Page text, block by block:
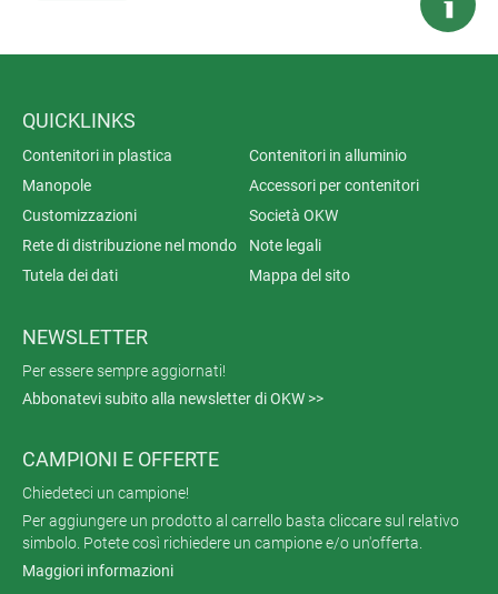
QUICKLINKS
Contenitori in plastica
Contenitori in alluminio
Manopole
Accessori per contenitori
Customizzazioni
Società OKW
Rete di distribuzione nel mondo
Note legali
Tutela dei dati
Mappa del sito
NEWSLETTER
Per essere sempre aggiornati!
Abbonatevi subito alla newsletter di OKW >>
CAMPIONI E OFFERTE
Chiedeteci un campione!
Per aggiungere un prodotto al carrello basta cliccare sul relativo
simbolo. Potete così richiedere un campione e/o un'offerta.
Maggiori informazioni